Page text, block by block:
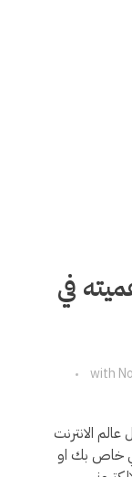
في
with
الانترنت
خاص بك او